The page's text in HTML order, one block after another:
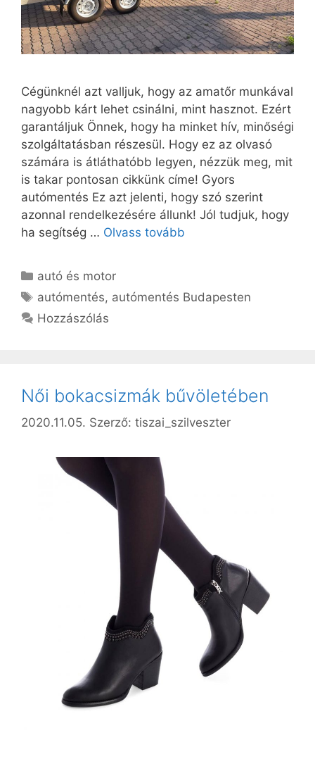
Cégünknél azt valljuk, hogy az amatőr munkával
nagyobb kárt lehet csinálni, mint hasznot. Ezért
garantáljuk Önnek, hogy ha minket hív, minőségi
szolgáltatásban részesül. Hogy ez az olvasó
számára is átláthatóbb legyen, nézzük meg, mit
is takar pontosan cikkünk címe! Gyors
autómentés Ez azt jelenti, hogy szó szerint
azonnal rendelkezésére állunk! Jól tudjuk, hogy
ha segítség … Olvass tovább
Kategória
autó és motor
Címkék
autómentés, autómentés Budapesten
Hozzászólás
Női bokacsizmák bűvöletében
2020.11.05. Szerző: tiszai_szilveszter